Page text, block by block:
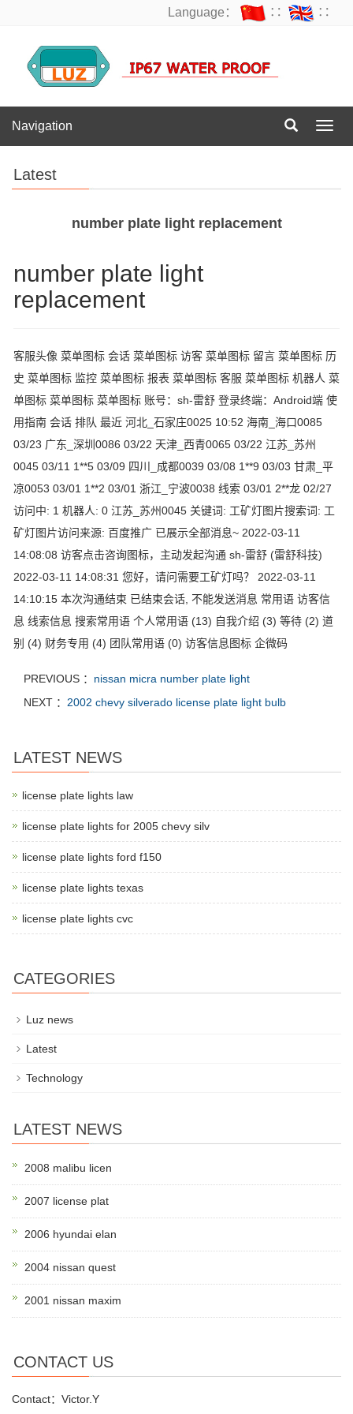
Language： ∷ ∷
Navigation
Latest
number plate light replacement
number plate light
replacement
客服头像 菜单图标 会话 菜单图标 访客 菜单图标 留言 菜单图标 历
史 菜单图标 监控 菜单图标 报表 菜单图标 客服 菜单图标 机器人 菜
单图标 菜单图标 菜单图标 账号：sh-雷舒 登录终端：Android端 使
用指南 会话 排队 最近 河北_石家庄0025 10:52 海南_海口0085
03/23 广东_深圳0086 03/22 天津_西青0065 03/22 江苏_苏州
0045 03/11 1**5 03/09 四川_成都0039 03/08 1**9 03/03 甘肃_平
凉0053 03/01 1**2 03/01 浙江_宁波0038 线索 03/01 2**龙 02/27
访问中: 1 机器人: 0 江苏_苏州0045 关键词: 工矿灯图片搜索词: 工
矿灯图片访问来源: 百度推广 已展示全部消息~ 2022-03-11
14:08:08 访客点击咨询图标，主动发起沟通 sh-雷舒 (雷舒科技)
2022-03-11 14:08:31 您好，请问需要工矿灯吗？ 2022-03-11
14:10:15 本次沟通结束 已结束会话, 不能发送消息 常用语 访客信
息 线索信息 搜索常用语 个人常用语 (13) 自我介绍 (3) 等待 (2) 道
别 (4) 财务专用 (4) 团队常用语 (0) 访客信息图标 企微码
PREVIOUS ： nissan micra number plate light
NEXT ： 2002 chevy silverado license plate light bulb
LATEST NEWS
license plate lights law
license plate lights for 2005 chevy silv
license plate lights ford f150
license plate lights texas
license plate lights cvc
CATEGORIES
Luz news
Latest
Technology
LATEST NEWS
2008 malibu licen
2007 license plat
2006 hyundai elan
2004 nissan quest
2001 nissan maxim
CONTACT US
Contact：Victor.Y